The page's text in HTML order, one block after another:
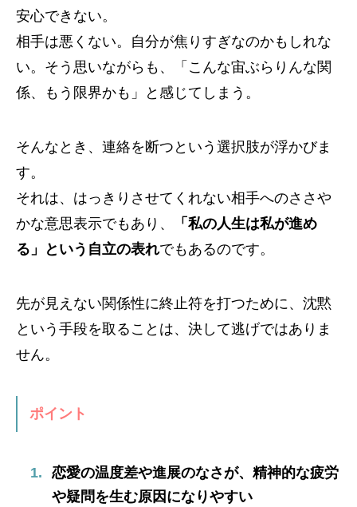
安心できない。
相手は悪くない。自分が焦りすぎなのかもしれな
い。そう思いながらも、「こんな宙ぶらりんな関
係、もう限界かも」と感じてしまう。
そんなとき、連絡を断つという選択肢が浮かびま
す。
それは、はっきりさせてくれない相手へのささや
かな意思表示でもあり、
「私の人生は私が進め
る」という自立の表れでもあるのです。
先が見えない関係性に終止符を打つために、沈黙
という手段を取ることは、決して逃げではありま
せん。
ポイント
恋愛の温度差や進展のなさが、精神的な疲労
や疑問を生む原因になりやすい